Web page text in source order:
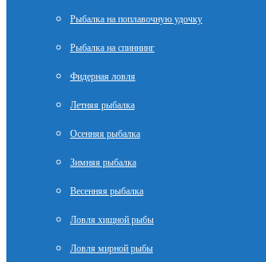
Рыбалка на поплавочную удочку
Рыбалка на спиннинг
Фидерная ловля
Летняя рыбалка
Осенняя рыбалка
Зимняя рыбалка
Весенняя рыбалка
Ловля хищной рыбы
Ловля мирной рыбы